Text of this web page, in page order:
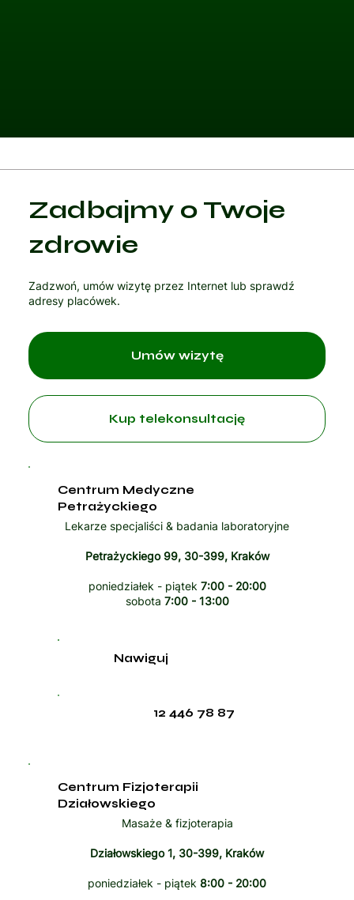
Zadbajmy o Twoje
zdrowie
Zadzwoń, umów wizytę przez Internet lub sprawdź
adresy placówek.
Kup telekonsultację
Centrum Medyczne
Petrażyckiego
Lekarze specjaliści & badania laboratoryjne
Petrażyckiego 99, 30-399, Kraków
poniedziałek - piątek 7:00 - 20:00
sobota 7:00 - 13:00
12 446 78 87
Nawiguj
Centrum Fizjoterapii
Działowskiego
Masaże & fizjoterapia
Działowskiego 1, 30-399, Kraków
poniedziałek - piątek 8:00 - 20:00
Umów wizytę